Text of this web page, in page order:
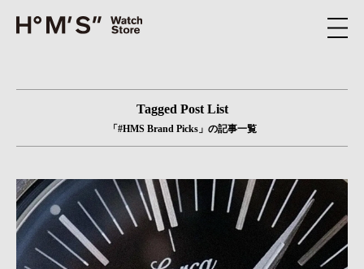
Tagged Post List
「#HMS Brand Picks」の記事一覧